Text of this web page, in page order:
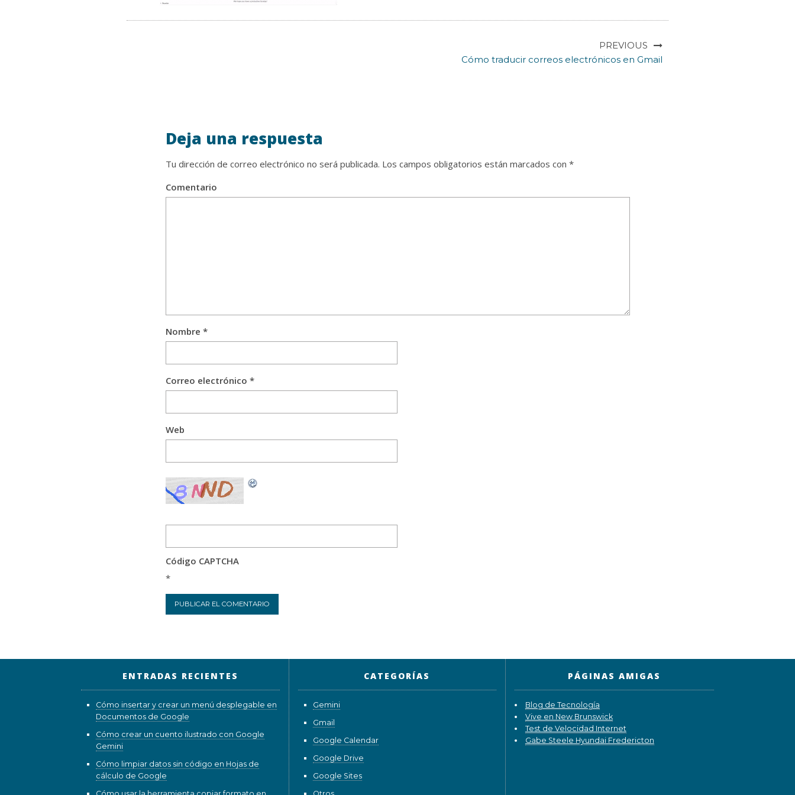
PREVIOUS
Cómo traducir correos electrónicos en Gmail
Deja una respuesta
Tu dirección de correo electrónico no será publicada. Los campos obligatorios están marcados con *
Comentario
Nombre *
Correo electrónico *
Web
Código CAPTCHA
*
ENTRADAS RECIENTES
Cómo insertar y crear un menú desplegable en
Documentos de Google
Cómo crear un cuento ilustrado con Google
Gemini
Cómo limpiar datos sin código en Hojas de
cálculo de Google
CATEGORÍAS
Gemini
Gmail
Google Calendar
Google Drive
Google Sites
PÁGINAS AMIGAS
Blog de Tecnología
Vive en New Brunswick
Test de Velocidad Internet
Gabe Steele Hyundai Fredericton